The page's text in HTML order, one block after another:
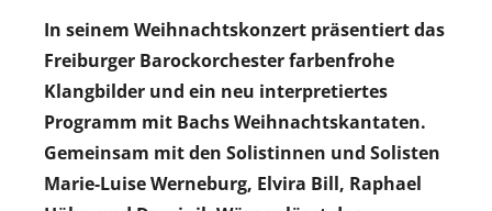
In seinem Weihnachtskonzert präsentiert das
Freiburger Barockorchester farbenfrohe
Klangbilder und ein neu interpretiertes
Programm mit Bachs Weihnachtskantaten.
Gemeinsam mit den Solistinnen und Solisten
Marie-Luise Werneburg, Elvira Bill, Raphael